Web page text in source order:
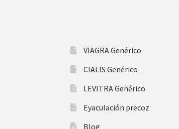
VIAGRA Genérico
CIALIS Genérico
LEVITRA Genérico
Eyaculación precoz
Blog